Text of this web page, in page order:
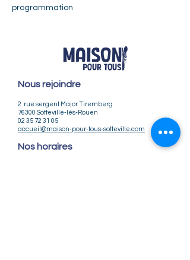
programmation
Nous rejoindre
2 rue sergent Major Tiremberg
76300 Sotteville-lès-Rouen
02 35 72 31 05
accueil@maison-pour-tous-sotteville.com
Nos horaires